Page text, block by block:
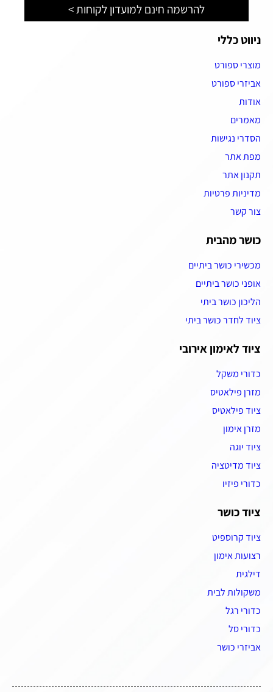
להרשמה חינם למועדון לקוחות >
ניווט כללי
מוצרי ספורט
אביזרי ספורט
אודות
מאמרים
הסדרי נגישות
מפת אתר
תקנון אתר
מדיניות פרטיות
צור קשר
כושר מהבית
מכשירי כושר ביתיים
אופני כושר ביתיים
הליכון כושר ביתי
ציוד לחדר כושר ביתי
ציוד לאימון אירובי
כדורי משקל
מזרן פילאטיס
ציוד פילאטיס
מזרן אימון
ציוד יוגה
ציוד מדיטציה
כדורי פיזיו
ציוד כושר
ציוד קרוספיט
רצועות אימון
דילגית
משקולות לבית
כדורי רגל
כדורי סל
אביזרי כושר